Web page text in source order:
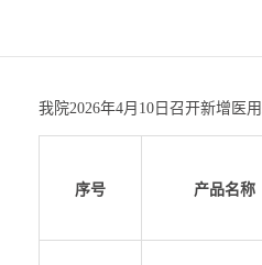
我院2026年4月10日召开新增医
序号 产品名称